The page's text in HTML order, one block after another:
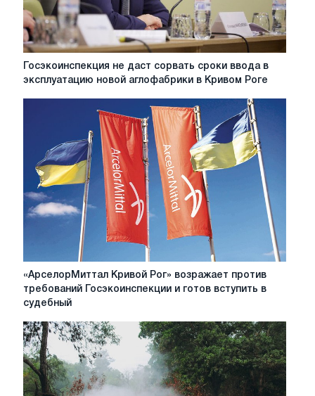
Госэкоинспекция
эксплуатацию
новой
аглофабрики
в
Госэкоинспекция не даст сорвать сроки ввода в
эксплуатацию новой аглофабрики в Кривом Роге
«АрселорМиттал
Кривой
Рог»
против
требований
Госэкоинспекции
и
готов
«АрселорМиттал Кривой Рог» возражает против
требований Госэкоинспекции и готов вступить в
судебный